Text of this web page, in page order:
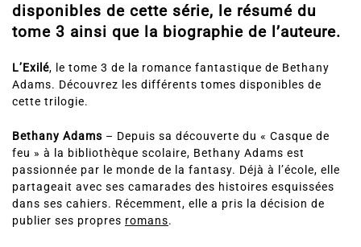
disponibles de cette série, le résumé du
tome 3 ainsi que la biographie de l’auteure.
L’Exilé, le tome 3 de la romance fantastique de Bethany
Adams. Découvrez les différents tomes disponibles de
cette trilogie.
Bethany Adams – Depuis sa découverte du « Casque de
feu » à la bibliothèque scolaire, Bethany Adams est
passionnée par le monde de la fantasy. Déjà à l’école, elle
partageait avec ses camarades des histoires esquissées
dans ses cahiers. Récemment, elle a pris la décision de
publier ses propres romans.